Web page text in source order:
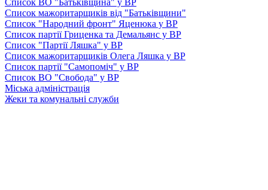
Список ВО "Батьківщина" у ВР
Список мажоритарщиків від "Батьківщини"
Список "Народний фронт" Яценюка у ВР
Список партії Гриценка та Демальянс у ВР
Список "Партії Ляшка" у ВР
Список мажоритарщиків Олега Ляшка у ВР
Список партії "Самопоміч" у ВР
Список ВО "Свобода" у ВР
Міська адміністрація
Жеки та комунальні служби